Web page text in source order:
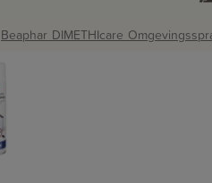
Beaphar DIMETHIcare